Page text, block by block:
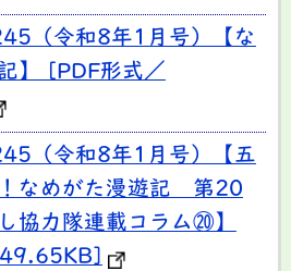
（令和8年1月号）【な
】 [PDF形式／
（令和8年1月号）【五
なめがた漫遊記 第20
協力隊連載コラム⑳】